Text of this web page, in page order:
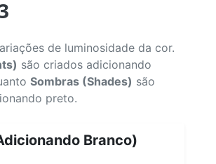
de luminosidade da cor.
são criados adicionando
Sombras (Shades) são
preto.
Branco)